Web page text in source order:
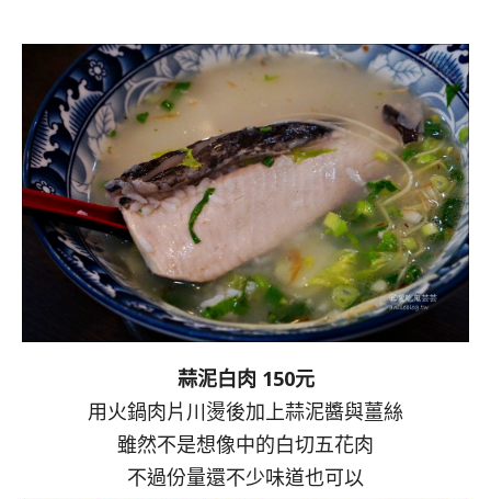
蒜泥白肉 150元
用火鍋肉片川燙後加上蒜泥醬與薑絲
雖然不是想像中的白切五花肉
不過份量還不少味道也可以